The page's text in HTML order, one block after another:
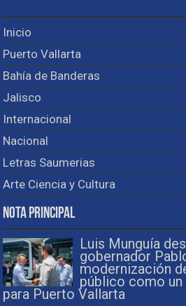
Inicio
Puerto Vallarta
Bahía de Banderas
Jalisco
Internacional
Nacional
Letras Saumerias
Arte Ciencia y Cultura
Nota Principal
Luis Munguía
gobernador
modernización
público como
para Puerto Vallarta